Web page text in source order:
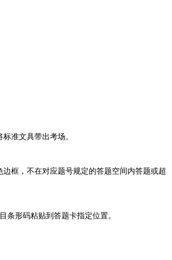
准文具带出考场。
框，不在对应题号规定的答题空间内答题或超
条形码粘贴到答题卡指定位置。